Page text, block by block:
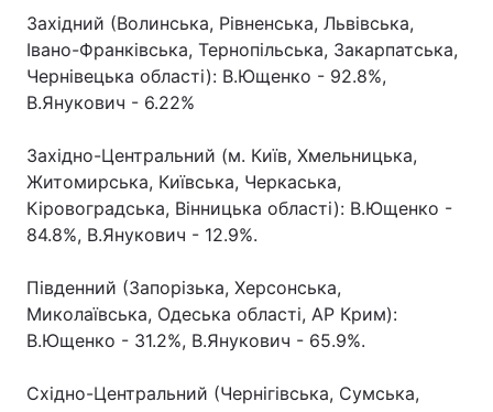
Спорт Наука
Техно і зв'язок
Зброя
Здоров'я Туризм
Цікавинки Погода
Лонгріди
Західний (Волинська, Рівненська, Львівська,
Івано-Франківська, Тернопільська, Закарпатська,
Чернівецька області): В.Ющенко - 92.8%,
В.Янукович - 6.22%
Західно-Центральний (м. Київ, Хмельницька,
Житомирська, Київська, Черкаська,
Кіровоградська, Вінницька області): В.Ющенко -
84.8%, В.Янукович - 12.9%.
Південний (Запорізька, Херсонська,
Миколаївська, Одеська області, АР Крим):
В.Ющенко - 31.2%, В.Янукович - 65.9%.
Східно-Центральний (Чернігівська, Сумська,